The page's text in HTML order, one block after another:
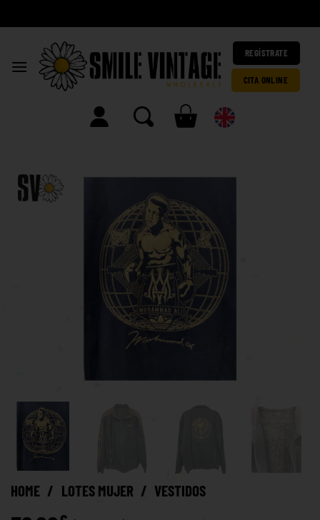
REGÍSTRATE
CITA ONLINE
HOME / LOTES MUJER / VESTIDOS